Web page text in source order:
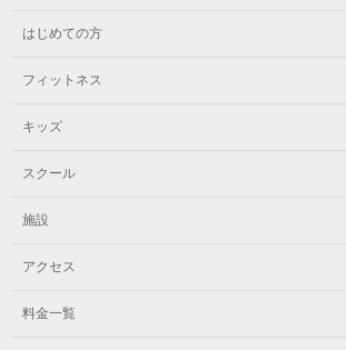
はじめての方
フィットネス
キッズ
スクール
施設
アクセス
料金一覧